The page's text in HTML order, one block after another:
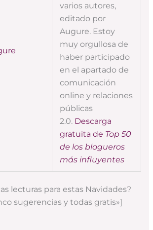
varios autores,
editado por
Augure. Estoy
muy orgullosa de
haber participado
en el apartado de
comunicación
online y relaciones
públicas
2.0. Descarga
gratuita de Top 50
de los blogueros
más influyentes
lecturas para estas Navidades?
sugerencias y todas gratis»]